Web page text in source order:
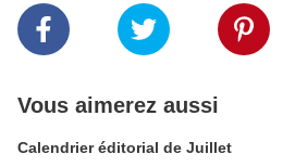
Vous aimerez aussi
Calendrier éditorial de Juillet